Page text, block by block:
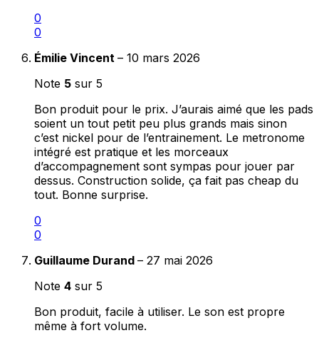
0
0
Émilie Vincent – 10 mars 2026
Note 5 sur 5
Bon produit pour le prix. J’aurais aimé que les pads
soient un tout petit peu plus grands mais sinon
c’est nickel pour de l’entrainement. Le metronome
intégré est pratique et les morceaux
d’accompagnement sont sympas pour jouer par
dessus. Construction solide, ça fait pas cheap du
tout. Bonne surprise.
0
0
Guillaume Durand – 27 mai 2026
Note 4 sur 5
Bon produit, facile à utiliser. Le son est propre
même à fort volume.